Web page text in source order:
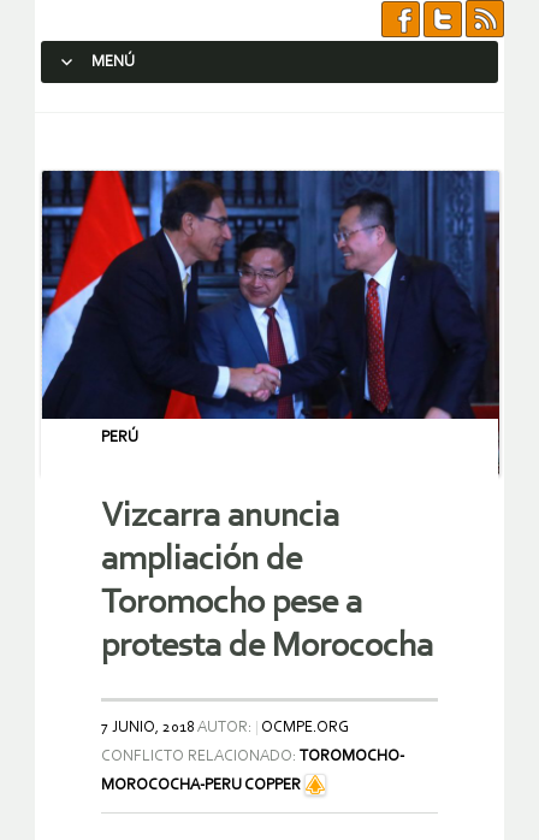
MENÚ
PERÚ
Vizcarra anuncia
ampliación de
Toromocho pese a
protesta de Morococha
7 JUNIO, 2018 AUTOR:
OCMPE.ORG
CONFLICTO RELACIONADO: TOROMOCHO-
MOROCOCHA-PERU COPPER